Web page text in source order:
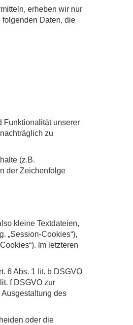
erheben wir nur
folgenden Daten, die
Funktionalität unserer
zu
(z.B.
der Zeichenfolge
kleine Textdateien,
„Session-Cookies“),
Im letzteren
6 Abs. 1 lit. b DSGVO
f DSGVO zur
des
oder die